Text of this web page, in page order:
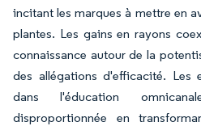
incitant les marques à mettre en
plantes. Les gains en rayons
connaissance autour de la
des allégations d'efficacité. Les
dans l'éducation
disproportionnée en